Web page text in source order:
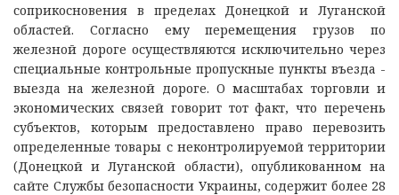
соприкосновения в пределах Донецкой и Луганской
областей. Согласно ему перемещения грузов по
железной дороге осуществляются исключительно через
специальные контрольные пропускные пункты въезда -
выезда на железной дороге. О масштабах торговли и
экономических связей говорит тот факт, что перечень
субъектов, которым предоставлено право перевозить
определенные товары с неконтролируемой территории
(Донецкой и Луганской области), опубликованном на
сайте Службы безопасности Украины, содержит более 28